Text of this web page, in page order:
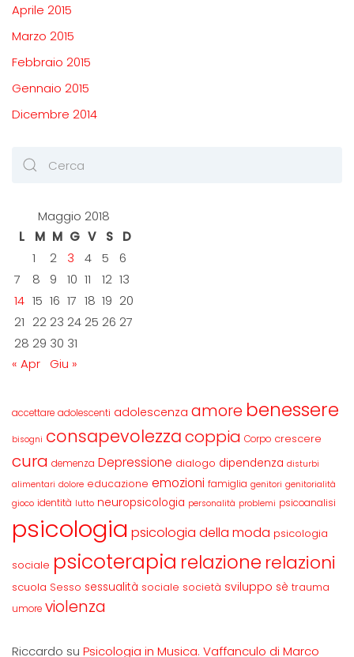
Aprile 2015
Marzo 2015
Febbraio 2015
Gennaio 2015
Dicembre 2014
Maggio 2018
L
M M G V S
D
1
2 3 4 5
6
7
8 9 10 11 12 13
14 15 16 17 18 19 20
21 22 23 24 25 26 27
28 29 30 31
« Apr
Giu »
accettare adolescenti adolescenza amore benessere
bisogni consapevolezzacoppia Corpo crescere
cura demenza Depressione dialogo dipendenza disturbi
alimentari dolore educazione emozioni famiglia genitori genitorialità
gioco identità lutto neuropsicologia personalità problemi psicoanalisi
psicologia psicologia della moda psicologia
sociale psicoterapia relazione relazioni
scuola Sesso sessualità sociale società sviluppo sè trauma
umore violenza
Riccardo su Psicologia in Musica. Vaffanculo di Marco